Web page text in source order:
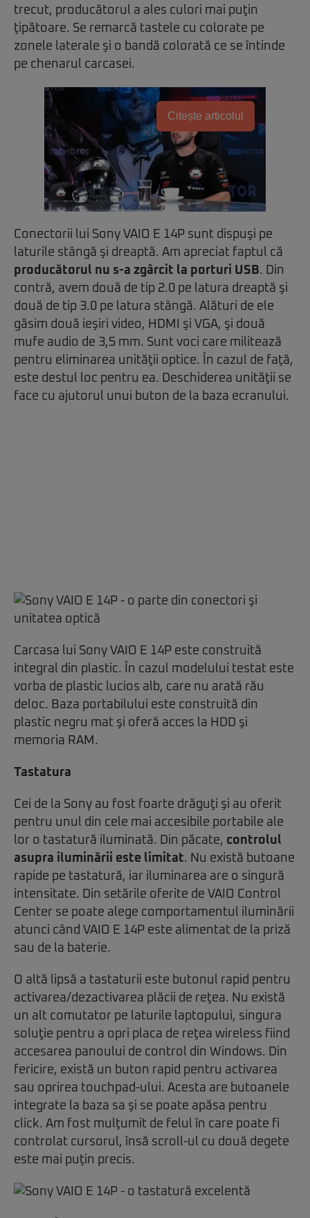
trecut, producătorul a ales culori mai puţin
ţipătoare. Se remarcă tastele cu colorate pe
zonele laterale şi o bandă colorată ce se întinde
pe chenarul carcasei.
Citește articolul
Conectorii lui Sony VAIO E 14P sunt dispuşi pe
laturile stângă şi dreaptă. Am apreciat faptul că
producătorul nu s-a zgârcit la porturi USB. Din
contră, avem două de tip 2.0 pe latura dreaptă şi
două de tip 3.0 pe latura stângă. Alături de ele
găsim două ieşiri video, HDMI şi VGA, şi două
mufe audio de 3,5 mm. Sunt voci care militează
pentru eliminarea unităţii optice. În cazul de faţă,
este destul loc pentru ea. Deschiderea unităţii se
face cu ajutorul unui buton de la baza ecranului.
Carcasa lui Sony VAIO E 14P este construită
integral din plastic. În cazul modelului testat este
vorba de plastic lucios alb, care nu arată rău
deloc. Baza portabilului este construită din
plastic negru mat şi oferă acces la HDD şi
memoria RAM.
Tastatura
Cei de la Sony au fost foarte drăguţi şi au oferit
pentru unul din cele mai accesibile portabile ale
lor o tastatură iluminată. Din păcate, controlul
asupra iluminării este limitat. Nu există butoane
rapide pe tastatură, iar iluminarea are o singură
intensitate. Din setările oferite de VAIO Control
Center se poate alege comportamentul iluminării
atunci când VAIO E 14P este alimentat de la priză
sau de la baterie.
O altă lipsă a tastaturii este butonul rapid pentru
activarea/dezactivarea plăcii de reţea. Nu există
un alt comutator pe laturile laptopului, singura
soluţie pentru a opri placa de reţea wireless fiind
accesarea panoului de control din Windows. Din
fericire, există un buton rapid pentru activarea
sau oprirea touchpad-ului. Acesta are butoanele
integrate la baza sa şi se poate apăsa pentru
click. Am fost mulţumit de felul în care poate fi
controlat cursorul, însă scroll-ul cu două degete
este mai puţin precis.